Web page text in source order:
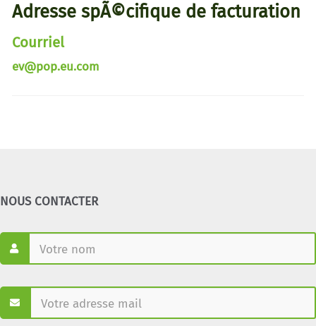
Adresse spÃ©cifique de facturation
Courriel
ev@pop.eu.com
NOUS CONTACTER